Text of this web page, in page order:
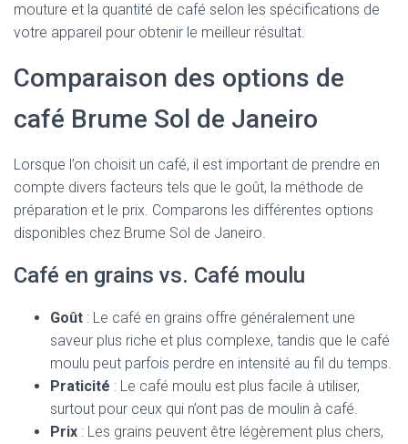
mouture et la quantité de café selon les spécifications de
votre appareil pour obtenir le meilleur résultat.
Comparaison des options de
café Brume Sol de Janeiro
Lorsque l’on choisit un café, il est important de prendre en
compte divers facteurs tels que le goût, la méthode de
préparation et le prix. Comparons les différentes options
disponibles chez Brume Sol de Janeiro.
Café en grains vs. Café moulu
Goût : Le café en grains offre généralement une
saveur plus riche et plus complexe, tandis que le café
moulu peut parfois perdre en intensité au fil du temps.
Praticité : Le café moulu est plus facile à utiliser,
surtout pour ceux qui n’ont pas de moulin à café.
Prix : Les grains peuvent être légèrement plus chers,